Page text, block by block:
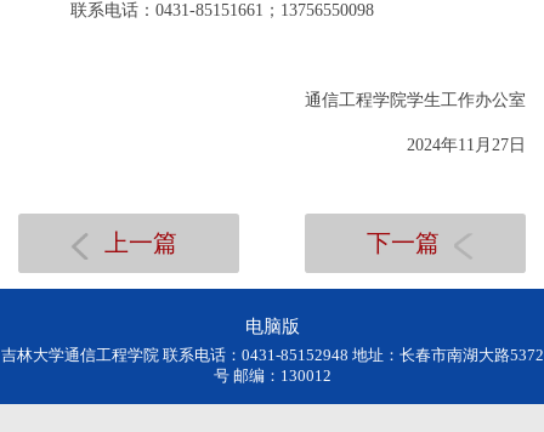
联系电话： 0431-85151661；13756550098
通信工程学院学生工作办公室
2024年11月27日
上一篇 下一篇
电脑版
吉林大学通信工程学院 联系电话：0431-85152948 地址：长春市南湖大路5372
号 邮编：130012